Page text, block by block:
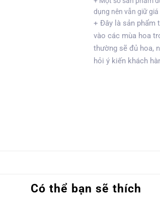
dụng nên vẫn giữ giá
+ Đây là sản phẩm
vào các mùa hoa
thường sẽ đủ hoa,
hỏi ý kiến khách
Có thể bạn sẽ thích